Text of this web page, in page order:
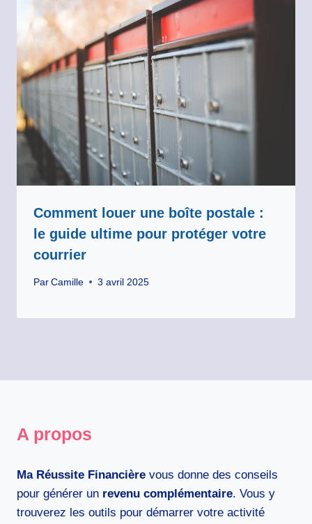
Comment louer une boîte postale :
le guide ultime pour protéger votre
courrier
Par Camille 3 avril 2025
A propos
Ma Réussite Financière vous donne des conseils
pour générer un revenu complémentaire. Vous y
trouverez les outils pour démarrer votre activité